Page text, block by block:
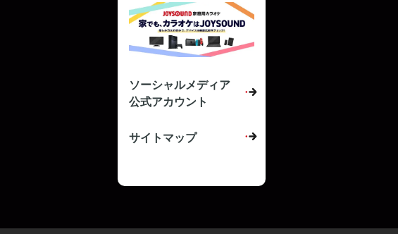
ソーシャルメディア
公式アカウント
サイトマップ